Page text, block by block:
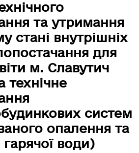
та утримання
стані внутрішніх
для
м. Славутич
технічне
систем
опалення та
води)